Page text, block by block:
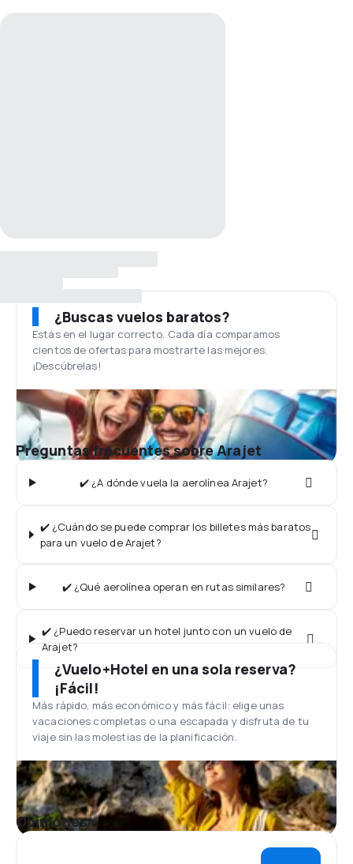
¿Buscas vuelos baratos?
Estás en el lugar correcto. Cada día comparamos
cientos de ofertas para mostrarte las mejores.
¡Descúbrelas!
Preguntas frecuentes sobre Arajet
✔️ ¿A dónde vuela la aerolínea Arajet?
✔️ ¿Cuándo se puede comprar los billetes más baratos
para un vuelo de Arajet?
✔️ ¿Qué aerolínea operan en rutas similares?
✔️ ¿Puedo reservar un hotel junto con un vuelo de
Arajet?
¿Vuelo+Hotel en una sola reserva?
¡Fácil!
Más rápido, más económico y más fácil: elige unas
vacaciones completas o una escapada y disfruta de tu
viaje sin las molestias de la planificación.
Opiniones